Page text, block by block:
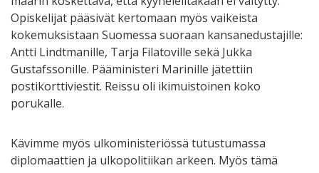
Opiskelijat pääsivät kertomaan myös vaikeista
kokemuksistaan Suomessa suoraan kansanedustajille:
Antti Lindtmanille, Tarja Filatoville sekä Jukka
Gustafssonille. Pääministeri Marinille jätettiin
postikorttiviestit. Reissu oli ikimuistoinen koko
porukalle.
Kävimme myös ulkoministeriössä tutustumassa
diplomaattien ja ulkopolitiikan arkeen. Myös tämä